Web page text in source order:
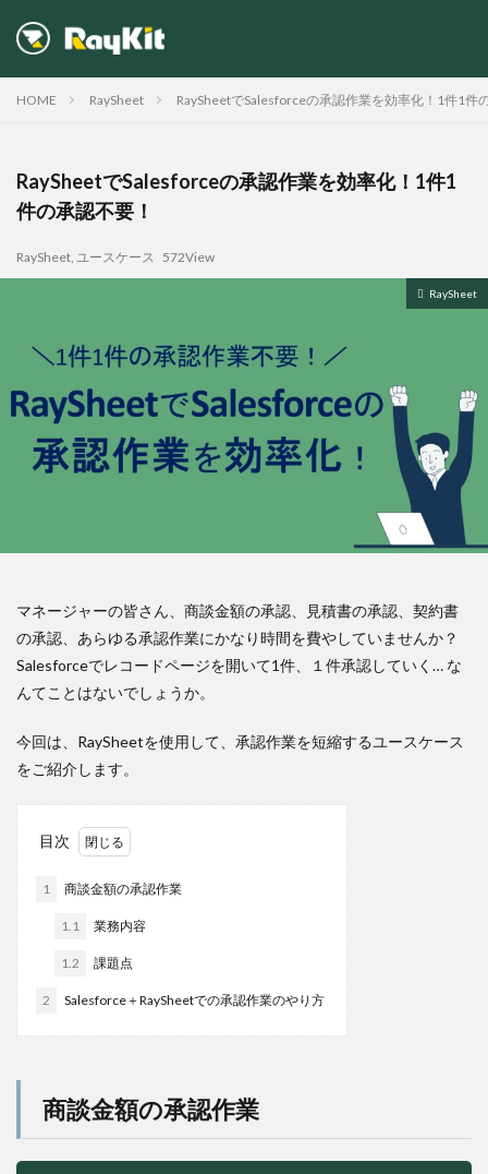
HOME RaySheet RaySheetでSalesforceの承認作業を効率化！1件1件
RaySheetでSalesforceの承認作業を効率化！1件1
件の承認不要！
RaySheet, ユースケース 572View
RaySheet
マネージャーの皆さん、商談金額の承認、見積書の承認、契約書
の承認、あらゆる承認作業にかなり時間を費やしていませんか？
Salesforceでレコードページを開いて1件、１件承認していく… な
んてことはないでしょうか。
今回は、RaySheetを使用して、承認作業を短縮するユースケース
をご紹介します。
目次
1 商談金額の承認作業
1.1 業務内容
1.2 課題点
2 Salesforce＋RaySheetでの承認作業のやり方
商談金額の承認作業